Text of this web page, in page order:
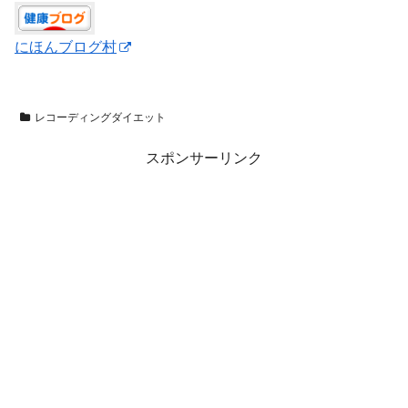
にほんブログ村
レコーディングダイエット
スポンサーリンク